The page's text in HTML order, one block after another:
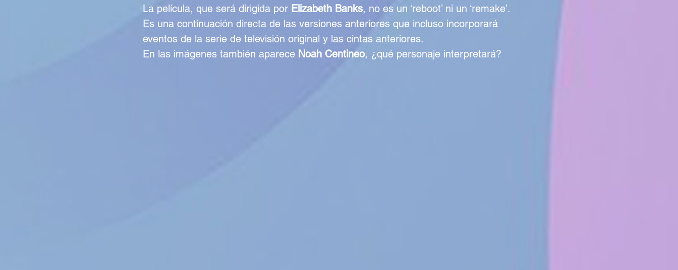
La película, que será dirigida por Elizabeth Banks, no es un ‘reboot’ ni un ‘remake’.
Es una continuación directa de las versiones anteriores que incluso incorporará
eventos de la serie de televisión original y las cintas anteriores.
En las imágenes también aparece Noah Centineo, ¿qué personaje interpretará?